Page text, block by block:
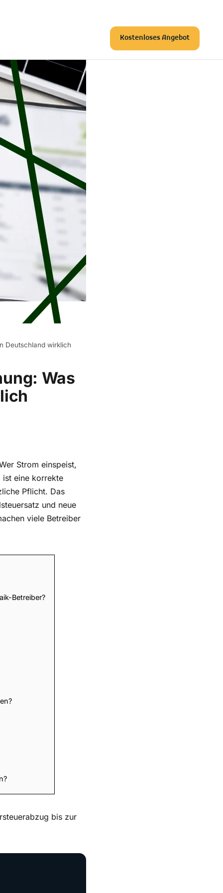
Kostenloses Angebot
Deutschland wirklich
Was
Strom einspeist,
ist eine korrekte
Pflicht. Das
und neue
viele Betreiber
Betreiber?
bis zur